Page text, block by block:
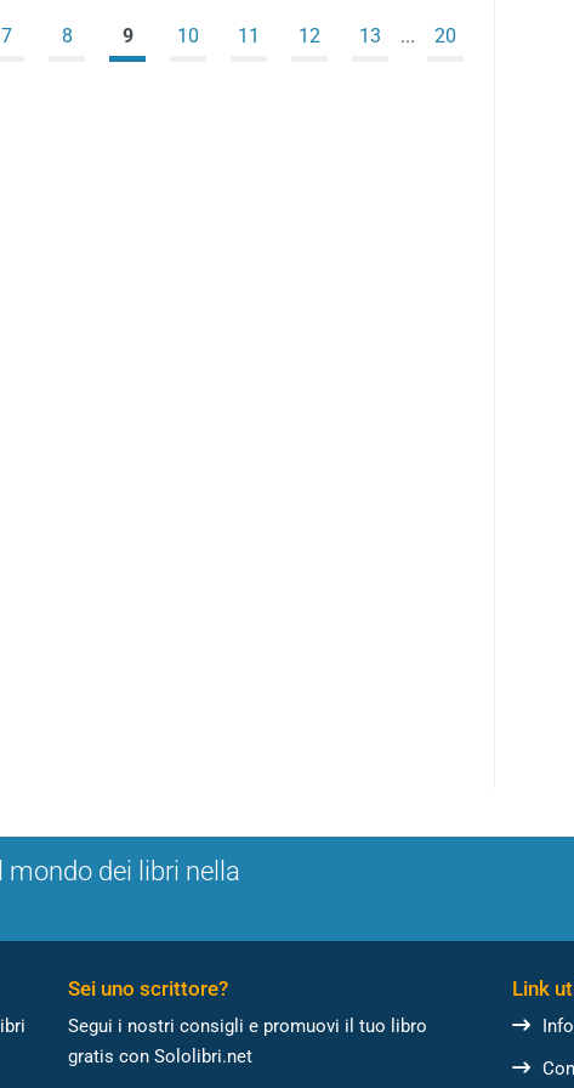
7 8 9 10 11 12 13 ... 20
mondo dei libri nella
Sei uno scrittore?
Segui i nostri consigli e promuovi il tuo libro
gratis con Sololibri.net
Link